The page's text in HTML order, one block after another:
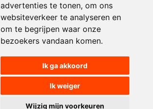
advertenties te tonen, om ons
websiteverkeer te analyseren en
om te begrijpen waar onze
bezoekers vandaan komen.
Ik ga akkoord
Ik weiger
Wijzig mijn voorkeuren
top 3
tijden
wijzigen